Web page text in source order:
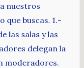
nuestros
que buscas. 1.-
las salas y las
delegan la
moderadores.